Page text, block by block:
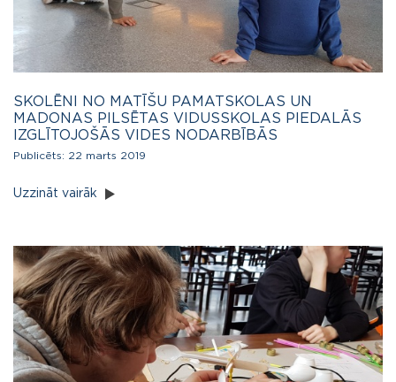
SKOLĒNI NO MATĪŠU PAMATSKOLAS UN
MADONAS PILSĒTAS VIDUSSKOLAS PIEDALĀS
IZGLĪTOJOŠĀS VIDES NODARBĪBĀS
Publicēts: 22 marts 2019
Uzzināt vairāk